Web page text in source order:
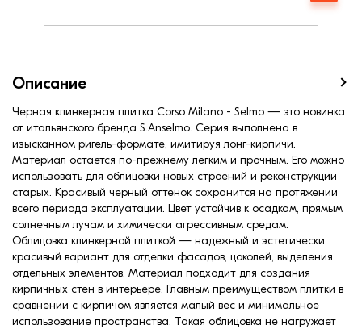
0,99
Описание
Черная клинкерная плитка Corso Milano - Selmo — это новинка
от итальянского бренда S.Anselmo. Серия выполнена в
изысканном ригель-формате, имитируя лонг-кирпичи.
Материал остается по-прежнему легким и прочным. Его можно
использовать для облицовки новых строений и реконструкции
старых. Красивый черный оттенок сохранится на протяжении
всего периода эксплуатации. Цвет устойчив к осадкам, прямым
солнечным лучам и химически агрессивным средам.
Облицовка клинкерной плиткой — надежный и эстетически
красивый вариант для отделки фасадов, цоколей, выделения
отдельных элементов. Материал подходит для создания
кирпичных стен в интерьере. Главным преимуществом плитки в
сравнении с кирпичом является малый вес и минимальное
использование пространства. Такая облицовка не нагружает